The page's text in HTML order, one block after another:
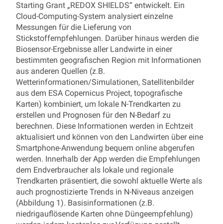
Starting Grant „REDOX SHIELDS“ entwickelt. Ein
Cloud-Computing-System analysiert einzelne
Messungen für die Lieferung von
Stickstoffempfehlungen. Darüber hinaus werden die
Biosensor-Ergebnisse aller Landwirte in einer
bestimmten geografischen Region mit Informationen
aus anderen Quellen (z.B.
Wetterinformationen/Simulationen, Satellitenbilder
aus dem ESA Copernicus Project, topografische
Karten) kombiniert, um lokale N-Trendkarten zu
erstellen und Prognosen für den N-Bedarf zu
berechnen. Diese Informationen werden in Echtzeit
aktualisiert und können von den Landwirten über eine
Smartphone-Anwendung bequem online abgerufen
werden. Innerhalb der App werden die Empfehlungen
dem Endverbraucher als lokale und regionale
Trendkarten präsentiert, die sowohl aktuelle Werte als
auch prognostizierte Trends in N-Niveaus anzeigen
(Abbildung 1). Basisinformationen (z.B.
niedrigauflösende Karten ohne Düngeempfehlung)